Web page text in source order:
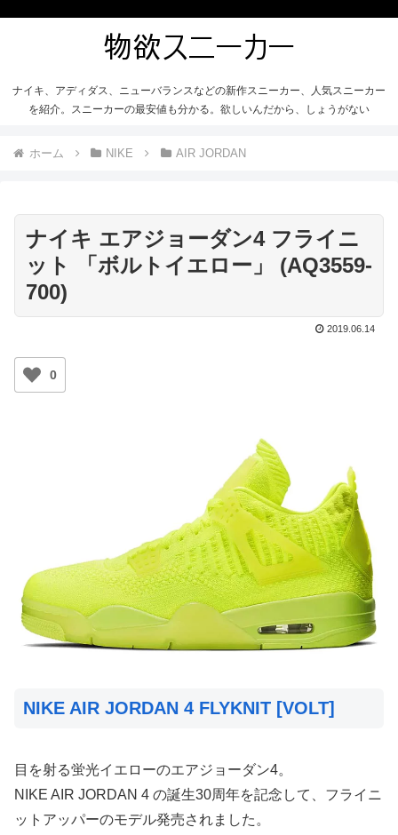
ナイキ、アディダス、ニューバランスなどの新作スニーカー、人気スニーカー
を紹介。スニーカーの最安値も分かる。欲しいんだから、しょうがない
ホーム NIKE AIR JORDAN
ナイキ エアジョーダン4 フライニ
ット 「ボルトイエロー」 (AQ3559-
700)
2019.06.14
0
NIKE AIR JORDAN 4 FLYKNIT [VOLT]
目を射る蛍光イエローのエアジョーダン4。
NIKE AIR JORDAN 4 の誕生30周年を記念して、フライニ
ットアッパーのモデル発売されました。